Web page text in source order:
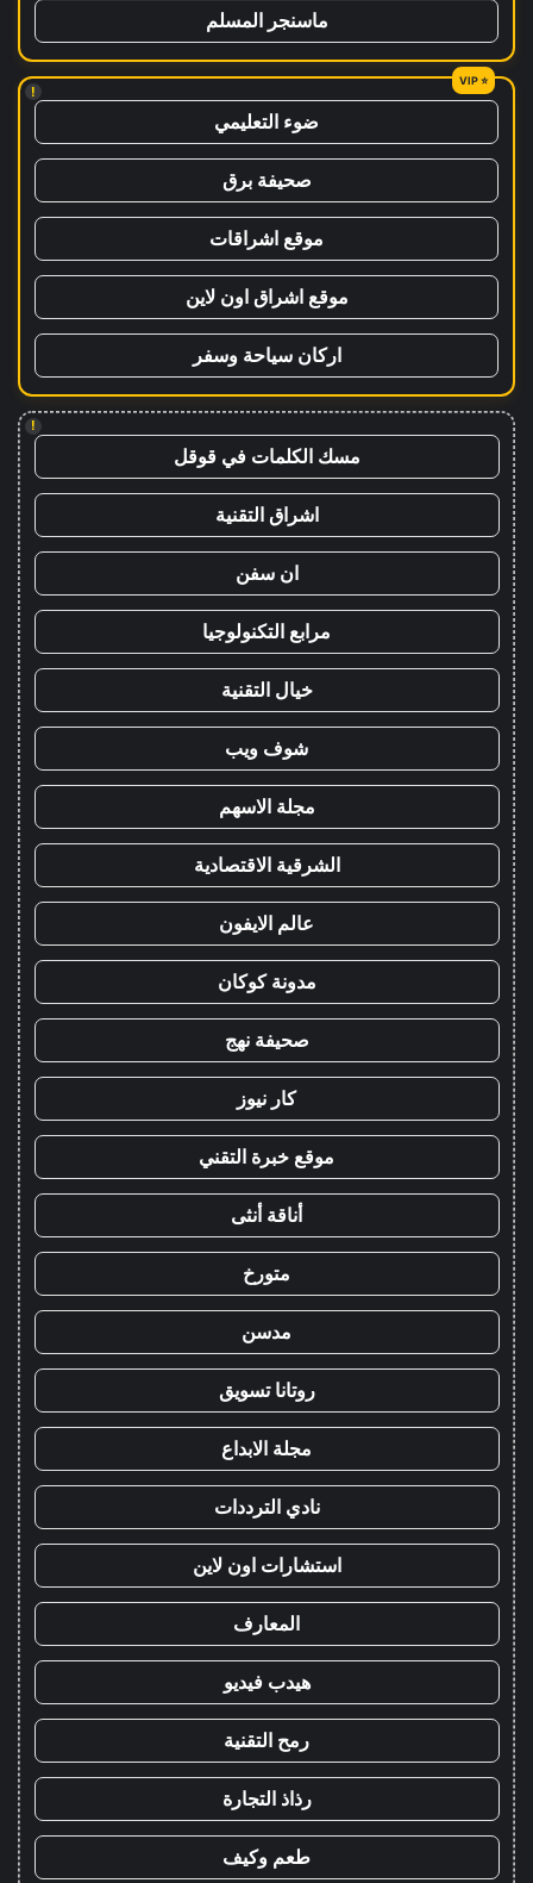
ماسنجر المسلم
!
ضوء التعليمي
صحيفة برق
موقع اشراقات
موقع اشراق اون لاين
اركان سياحة وسفر
!
مسك الكلمات في قوقل
اشراق التقنية
ان سفن
مرابع التكنولوجيا
خيال التقنية
شوف ويب
مجلة الاسهم
الشرقية الاقتصادية
عالم الايفون
مدونة كوكان
صحيفة نهج
كار نيوز
موقع خبرة التقني
أناقة أنثى
متورخ
مدسن
روتانا تسويق
مجلة الابداع
نادي الترددات
استشارات اون لاين
المعارف
هيدب فيديو
رمح التقنية
رذاذ التجارة
طعم وكيف